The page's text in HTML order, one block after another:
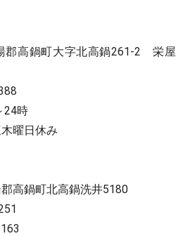
高鍋町大字北高鍋261-2 栄屋
時
曜日休み
鍋町北高鍋洗井5180